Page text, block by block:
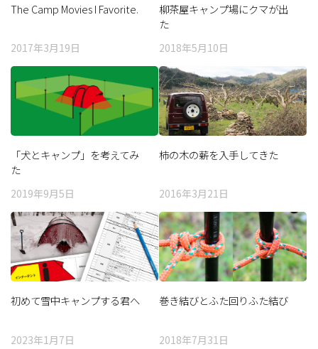
The Camp Movies I Favorite.
2017年3月19日
柳茶屋キャンプ場にクマが出
た
2018年5月10日
「犬とキャンプ」を考えてみ
た
2019年9月5日
柿の木の薪を入手してきた
2016年3月21日
初めて雪中キャンプする君へ
2023年1月7日
巻き結びとふた回りふた結び
2018年7月31日